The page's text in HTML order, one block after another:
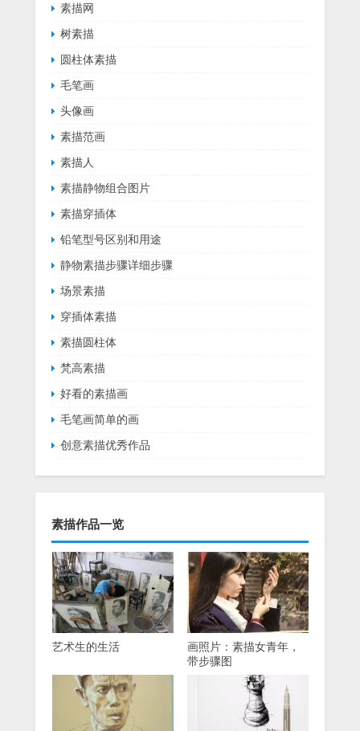
素描网
树素描
圆柱体素描
毛笔画
头像画
素描范画
素描人
素描静物组合图片
素描穿插体
铅笔型号区别和用途
静物素描步骤详细步骤
场景素描
穿插体素描
素描圆柱体
梵高素描
好看的素描画
毛笔画简单的画
创意素描优秀作品
素描作品一览
艺术生的生活
画照片：素描女青年，
带步骤图